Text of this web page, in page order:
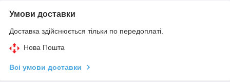
Умови доставки
Доставка здійснюється тільки по передоплаті.
Нова Пошта
Всі умови доставки